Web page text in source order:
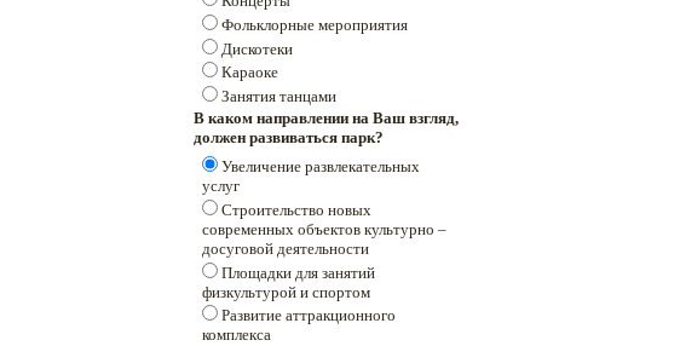
Фольклорные мероприятия
Дискотеки
Караоке
Занятия танцами
В каком направлении на Ваш взгляд,
должен развиваться парк?
Увеличение развлекательных
услуг
Строительство новых
современных объектов культурно –
досуговой деятельности
Площадки для занятий
физкультурой и спортом
Развитие аттракционного
комплекса